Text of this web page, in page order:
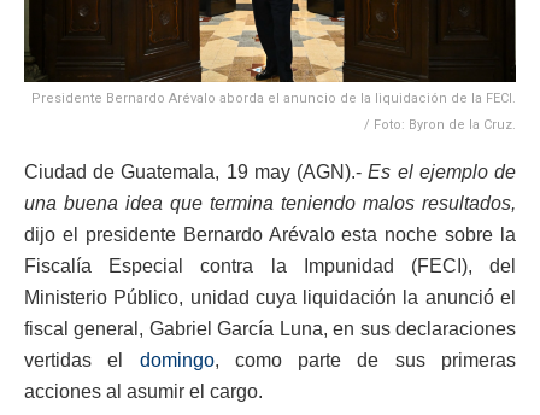
Presidente Bernardo Arévalo aborda el anuncio de la liquidación de la FECI.
/ Foto: Byron de la Cruz.
Ciudad de Guatemala, 19 may (AGN).-Es el ejemplo de
una buena idea que termina teniendo malos resultados,
dijo el presidente Bernardo Arévalo esta noche sobre la
Fiscalía Especial contra la Impunidad (FECI), del
Ministerio Público, unidad cuya liquidación la anunció el
fiscal general, Gabriel García Luna, en sus declaraciones
vertidas el domingo, como parte de sus primeras
acciones al asumir el cargo.